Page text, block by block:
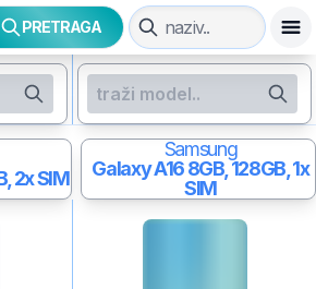
PRETRAGA
2x SIM
Samsung
Galaxy A168GB, 128GB, 1x
SIM